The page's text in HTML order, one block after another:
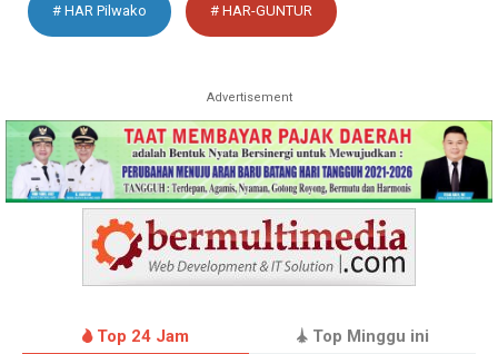
# HAR Pilwako # HAR-GUNTUR
Advertisement
Top 24 Jam Top Minggu ini